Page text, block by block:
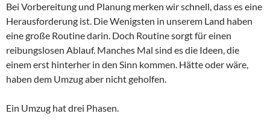
Bei Vorbereitung und Planung merken wir schnell, dass es eine
Herausforderung ist. Die Wenigsten in unserem Land haben
eine große Routine darin. Doch Routine sorgt für einen
reibungslosen Ablauf. Manches Mal sind es die Ideen, die
einem erst hinterher in den Sinn kommen. Hätte oder wäre,
haben dem Umzug aber nicht geholfen.
Ein Umzug hat drei Phasen.